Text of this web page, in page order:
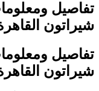
تفاصيل
شيراتون
تفاصيل
شيراتون